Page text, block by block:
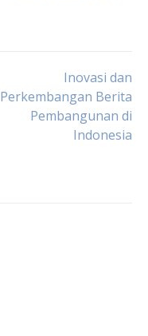
Inovasi dan
Perkembangan Berita
Pembangunan di
Indonesia